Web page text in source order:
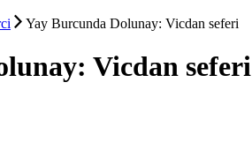
Yay Burcunda Dolunay: Vicdan seferi
Vicdan seferi